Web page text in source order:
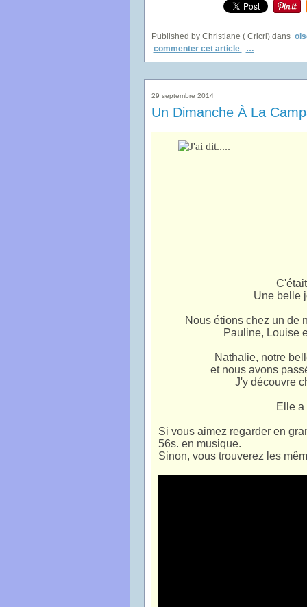
Published by Christiane ( Cricri) dans
commenter cet article
…
29 septembre 2014
Un Dimanche À La
Une belle
Nous étions chez un de
Pauline, Louise
Nathalie, notre
et nous avons
J'y découvre
Elle
Si vous aimez regarder en
56s. en musique.
Sinon, vous trouverez les